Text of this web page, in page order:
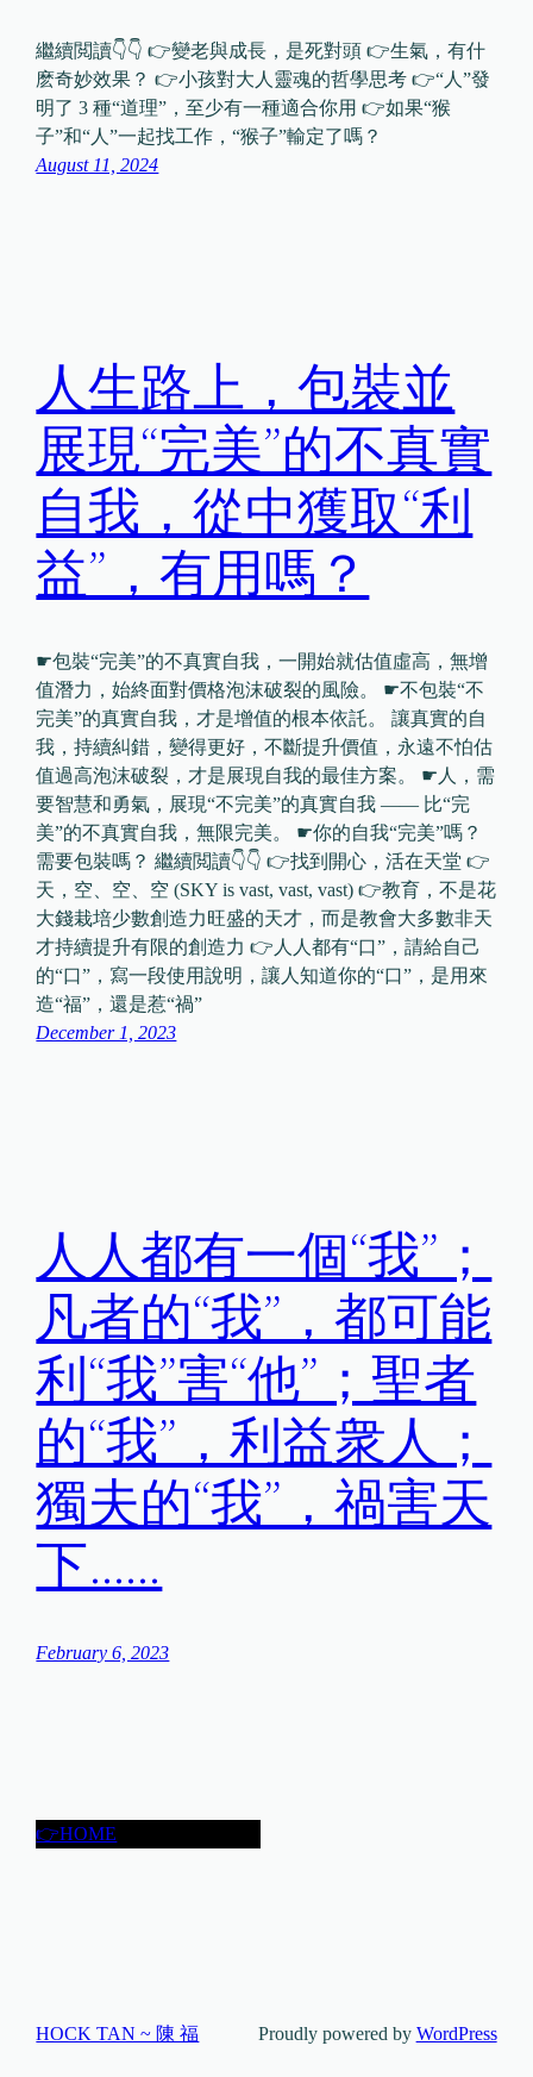
繼續閲讀👇👇 👉變老與成長，是死對頭 👉生氣，有什
麽奇妙效果？ 👉小孩對大人靈魂的哲學思考 👉“人”發
明了 3 種“道理”，至少有一種適合你用 👉如果“猴
子”和“人”一起找工作，“猴子”輸定了嗎？
August 11, 2024
人生路上，包裝並
展現“完美”的不真實
自我，從中獲取“利
益”，有用嗎？
☛包裝“完美”的不真實自我，一開始就估值虛高，無增
值潛力，始終面對價格泡沫破裂的風險。 ☛不包裝“不
完美”的真實自我，才是增值的根本依託。 讓真實的自
我，持續糾錯，變得更好，不斷提升價值，永遠不怕估
值過高泡沫破裂，才是展現自我的最佳方案。 ☛人，需
要智慧和勇氣，展現“不完美”的真實自我 —— 比“完
美”的不真實自我，無限完美。 ☛你的自我“完美”嗎？
需要包裝嗎？ 繼續閲讀👇👇 👉找到開心，活在天堂 👉
天，空、空、空 (SKY is vast, vast, vast) 👉教育，不是花
大錢栽培少數創造力旺盛的天才，而是教會大多數非天
才持續提升有限的創造力 👉人人都有“口”，請給自己
的“口”，寫一段使用說明，讓人知道你的“口”，是用來
造“福”，還是惹“禍”
December 1, 2023
人人都有一個“我”；
凡者的“我”，都可能
利“我”害“他”；聖者
的“我”，利益衆人；
獨夫的“我”，禍害天
下……
February 6, 2023
👉HOME
HOCK TAN ~ 陳 福 Proudly powered by WordPress